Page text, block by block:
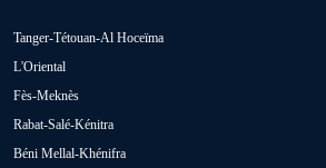
Tanger-Tétouan-Al Hoceïma
L'Oriental
Fès-Meknès
Rabat-Salé-Kénitra
Béni Mellal-Khénifra